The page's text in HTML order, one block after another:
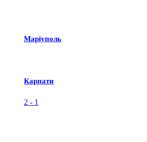
Маріуполь
Карпати
2 - 1